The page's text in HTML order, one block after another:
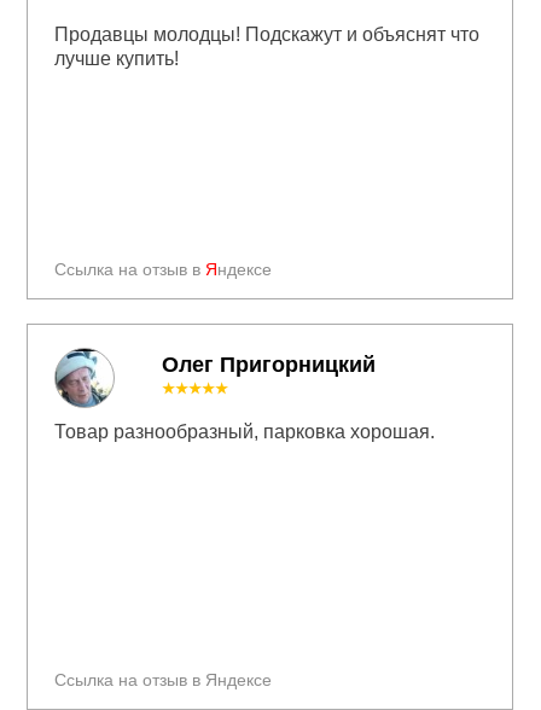
Олег Пригорницкий
Ссылка на отзыв в Яндексе
Продавцы молодцы! Подскажут и объяснят что
лучше купить!
Ссылка на отзыв в Яндексе
★★★★★
Товар разнообразный, парковка хорошая.